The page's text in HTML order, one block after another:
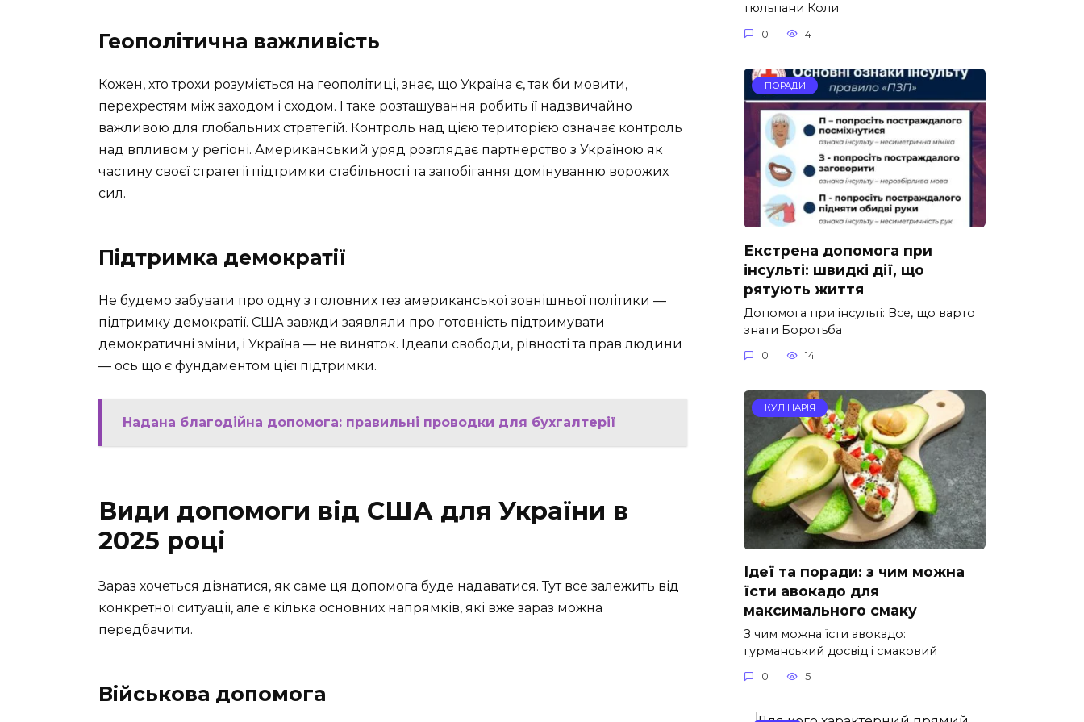
Геополітична важливість
Кожен, хто трохи розуміється на геополітиці, знає, що Україна є, так би мовити,
перехрестям між заходом і сходом. І таке розташування робить її надзвичайно
важливою для глобальних стратегій. Контроль над цією територією означає контроль
над впливом у регіоні. Американський уряд розглядає партнерство з Україною як
частину своєї стратегії підтримки стабільності та запобігання домінуванню ворожих
сил.
Підтримка демократії
Не будемо забувати про одну з головних тез американської зовнішньої політики —
підтримку демократії. США завжди заявляли про готовність підтримувати
демократичні зміни, і Україна — не виняток. Ідеали свободи, рівності та прав людини
— ось що є фундаментом цієї підтримки.
Надана благодійна допомога: правильні проводки для бухгалтерії
Види допомоги від США для України в
2025 році
Зараз хочеться дізнатися, як саме ця допомога буде надаватися. Тут все залежить від
конкретної ситуації, але є кілька основних напрямків, які вже зараз можна
передбачити.
Військова допомога
тюльпани Коли
0 4
ПОРАДИ
Екстрена допомога при
інсульті: швидкі дії, що
рятують життя
Допомога при інсульті: Все, що варто
знати Боротьба
0 14
КУЛІНАРІЯ
Ідеї та поради: з чим можна
їсти авокадо для
максимального смаку
З чим можна їсти авокадо:
гурманський досвід і смаковий
0 5